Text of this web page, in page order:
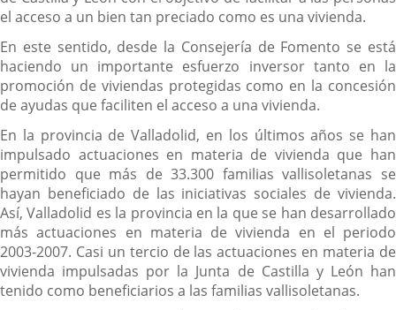
el acceso a un bien tan preciado como es una vivienda.
En este sentido, desde la Consejería de Fomento se está
haciendo un importante esfuerzo inversor tanto en la
promoción de viviendas protegidas como en la concesión
de ayudas que faciliten el acceso a una vivienda.
En la provincia de Valladolid, en los últimos años se han
impulsado actuaciones en materia de vivienda que han
permitido que más de 33.300 familias vallisoletanas se
hayan beneficiado de las iniciativas sociales de vivienda.
Así, Valladolid es la provincia en la que se han desarrollado
más actuaciones en materia de vivienda en el periodo
2003-2007. Casi un tercio de las actuaciones en materia de
vivienda impulsadas por la Junta de Castilla y León han
tenido como beneficiarios a las familias vallisoletanas.